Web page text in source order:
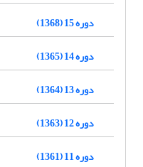
دوره 15 (1368)
دوره 14 (1365)
دوره 13 (1364)
دوره 12 (1363)
دوره 11 (1361)